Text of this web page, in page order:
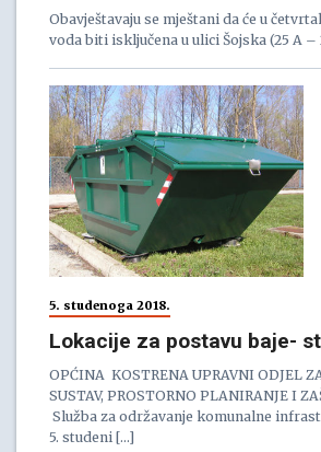
Obavještavaju se mještani da će u
voda biti isključena u ulici Šojska (25 A –
5. studenoga 2018.
Lokacije za postavu baje-
OPĆINA KOSTRENA UPRAVNI ODJEL
SUSTAV, PROSTORNO PLANIRANJE I
Služba za održavanje komunalne
5. studeni […]